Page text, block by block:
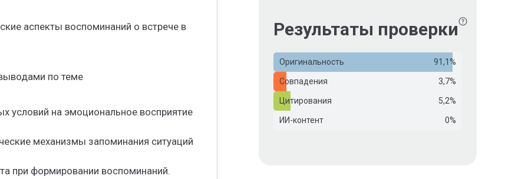
аспекты воспоминаний о встрече в
по теме
условий на эмоциональное восприятие
механизмы запоминания ситуаций
при формировании воспоминаний.
Результаты проверки
Оригинальность 91,1%
Совпадения 3,7%
Цитирования 5,2%
ИИ-контент 0%